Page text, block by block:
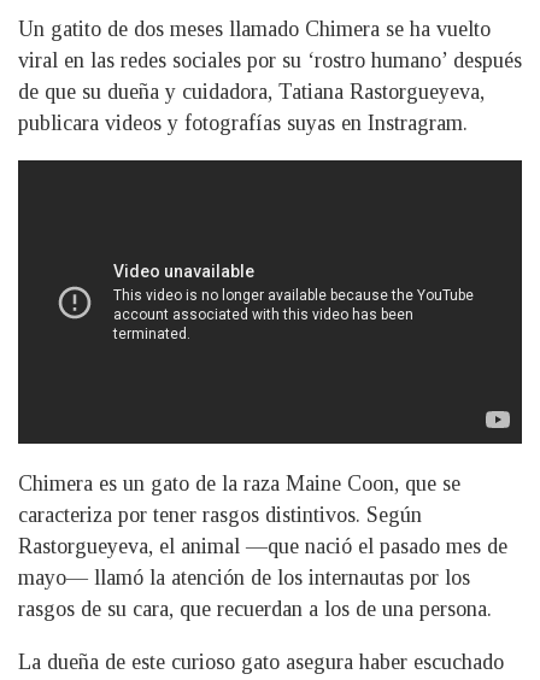
Un gatito de dos meses llamado Chimera se ha vuelto
viral en las redes sociales por su ‘rostro humano’ después
de que su dueña y cuidadora, Tatiana Rastorgueyeva,
publicara videos y fotografías suyas en Instragram.
Chimera es un gato de la raza Maine Coon, que se
caracteriza por tener rasgos distintivos. Según
Rastorgueyeva, el animal —que nació el pasado mes de
mayo— llamó la atención de los internautas por los
rasgos de su cara, que recuerdan a los de una persona.
La dueña de este curioso gato asegura haber escuchado